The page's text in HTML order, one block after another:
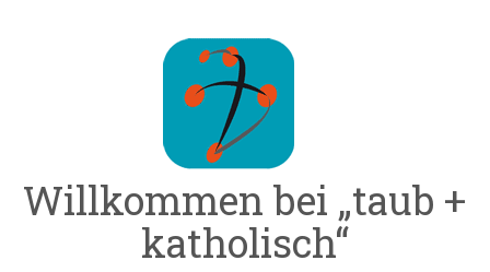
Willkommen bei „taub +
katholisch“